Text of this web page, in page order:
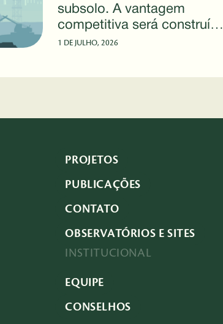
subsolo. A vantagem
competitiva será construída
acima dele
1 DE JULHO, 2026
PROJETOS
PUBLICAÇÕES
CONTATO
OBSERVATÓRIOS E SITES
INSTITUCIONAL
EQUIPE
CONSELHOS